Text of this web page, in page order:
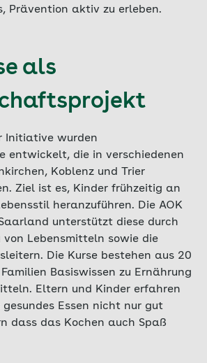
Prävention aktiv zu erleben.
als
Initiative wurden
entwickelt, die in verschiedenen
Koblenz und Trier
Ziel ist es, Kinder frühzeitig an
heranzuführen. Die AOK
unterstützt diese durch
von Lebensmitteln sowie die
Die Kurse bestehen aus 20
Basiswissen zu Ernährung
Eltern und Kinder erfahren
gesundes Essen nicht nur gut
dass das Kochen auch Spaß